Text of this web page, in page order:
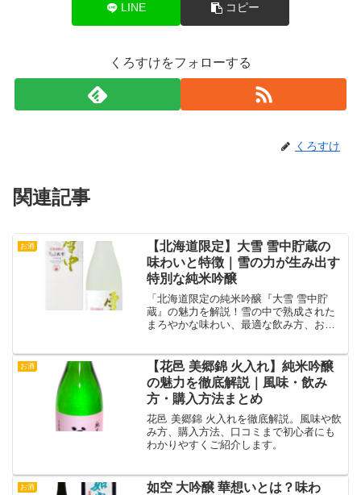
LINE コピー
くろすけをフォローする
くろすけ
関連記事
お酒
【北海道限定】大雪 雪中貯蔵の
味わいと特徴｜雪の力が生み出す
特別な純米吟醸
「北海道限定の純米吟醸『大雪 雪中貯
蔵』の魅力を解説！雪の中で熟成された
まろやかな味わい、最適な飲み方、おす
お酒
【花邑 美郷錦 火入れ】純米吟醸
の魅力を徹底解説｜風味・飲み
方・購入方法まとめ
花邑 美郷錦 火入れを徹底解説。風味や飲
み方、購入方法、口コミまで初心者にも
わかりやすくご紹介します。
お酒
如空 大吟醸 華想いとは？味わ